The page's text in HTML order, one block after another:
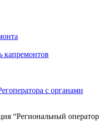
капремонтов
с органами
“Региональный оператор